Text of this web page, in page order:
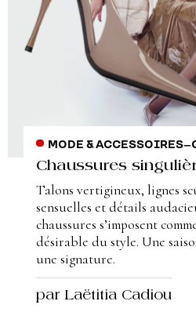
MODE & ACCESSOIRES–
Chaussures
Talons vertigineux, lignes
sensuelles et détails
chaussures s’imposent
désirable du style. Une
une signature.
par Laëtitia Cadiou